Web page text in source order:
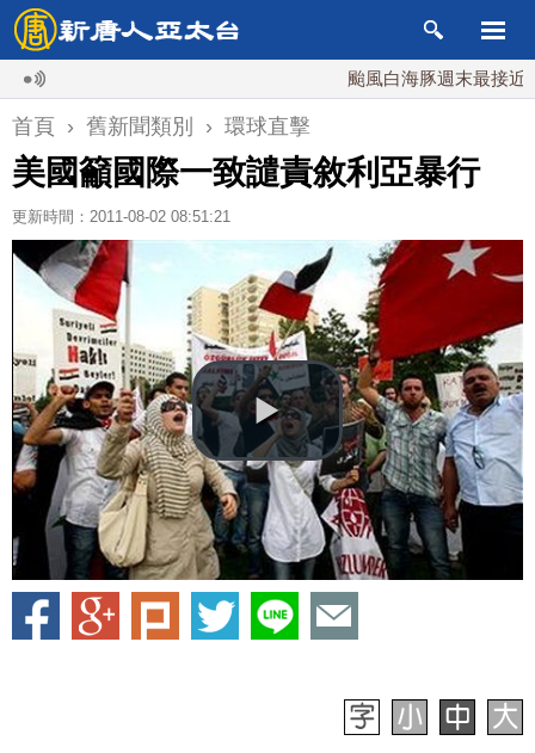
颱風白海豚週末最接近台
首頁 › 舊新聞類別 › 環球直擊
美國籲國際一致譴責敘利亞暴行
更新時間：2011-08-02 08:51:21